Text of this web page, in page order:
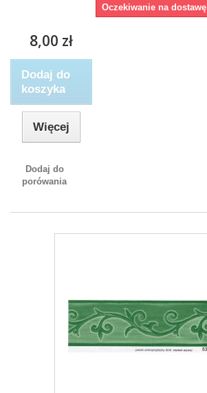
Oczekiwanie na dostawę
8,00 zł
Dodaj do
koszyka
Więcej
Dodaj do
porówania